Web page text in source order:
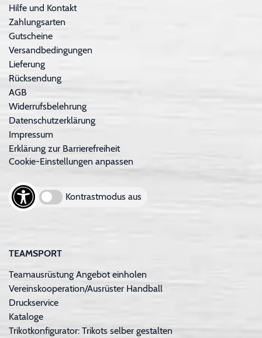
Hilfe und Kontakt
Zahlungsarten
Gutscheine
Versandbedingungen
Lieferung
Rücksendung
AGB
Widerrufsbelehrung
Datenschutzerklärung
Impressum
Erklärung zur Barrierefreiheit
Cookie-Einstellungen anpassen
Kontrastmodus aus
TEAMSPORT
Teamausrüstung Angebot einholen
Vereinskooperation/Ausrüster Handball
Druckservice
Kataloge
Trikotkonfigurator: Trikots selber gestalten